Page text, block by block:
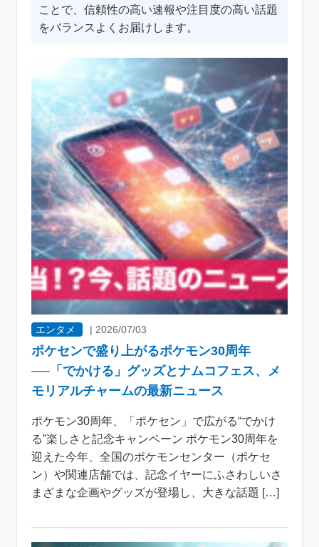
ことで、信頼性の高い速報や注目度の高い話題
をバランスよくお届けします。
エンタメ | 2026/07/03
ポケセンで盛り上がるポケモン30周年
──「でかける」グッズとナムコフェス、メ
モリアルチャームの最新ニュース
ポケモン30周年、「ポケセン」で広がる“でかけ
る”楽しさと記念キャンペーン ポケモン30周年を
迎えた今年、全国のポケモンセンター（ポケセ
ン）や関連店舗では、記念イヤーにふさわしいさ
まざまな企画やグッズが登場し、大きな話題 […]